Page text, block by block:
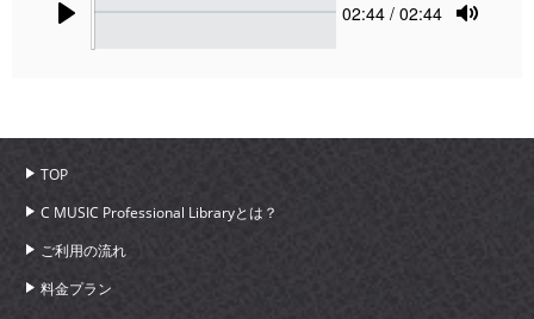
Current
02:44 / 02:44
TOP
C MUSIC Professional Libraryとは？
ご利用の流れ
料金プラン